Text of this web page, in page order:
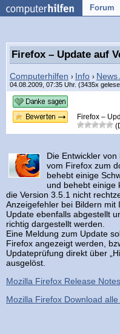
Forum
Firefox – Update auf
Computerhilfen › Info › News
04.08.2009, 07:35 Uhr. (3435x
Firefox –
Die Entwickler
vom Firefox zum
behebt einige
und behebt einige
die Version 3.5.1 nicht
Anzeigefehler bei Bildern
Update ebenfalls abgestellt
richtig dargestellt werden.
Eine Meldung zum Update
Firefox angezeigt werden,
Updateprüfung direkt über
ausgelöst.
Mozilla Firefox Release Notes
Mozilla Firefox Download alle